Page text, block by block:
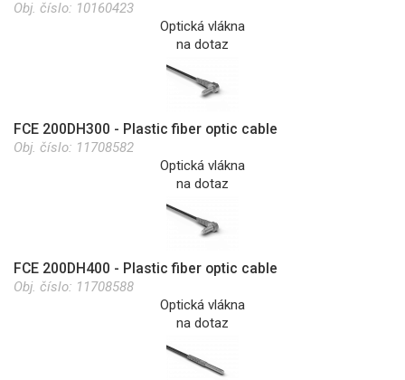
Obj. číslo: 10160423
Optická vlákna
na dotaz
FCE 200DH300 - Plastic fiber optic cable
Obj. číslo: 11708582
Optická vlákna
na dotaz
FCE 200DH400 - Plastic fiber optic cable
Obj. číslo: 11708588
Optická vlákna
na dotaz